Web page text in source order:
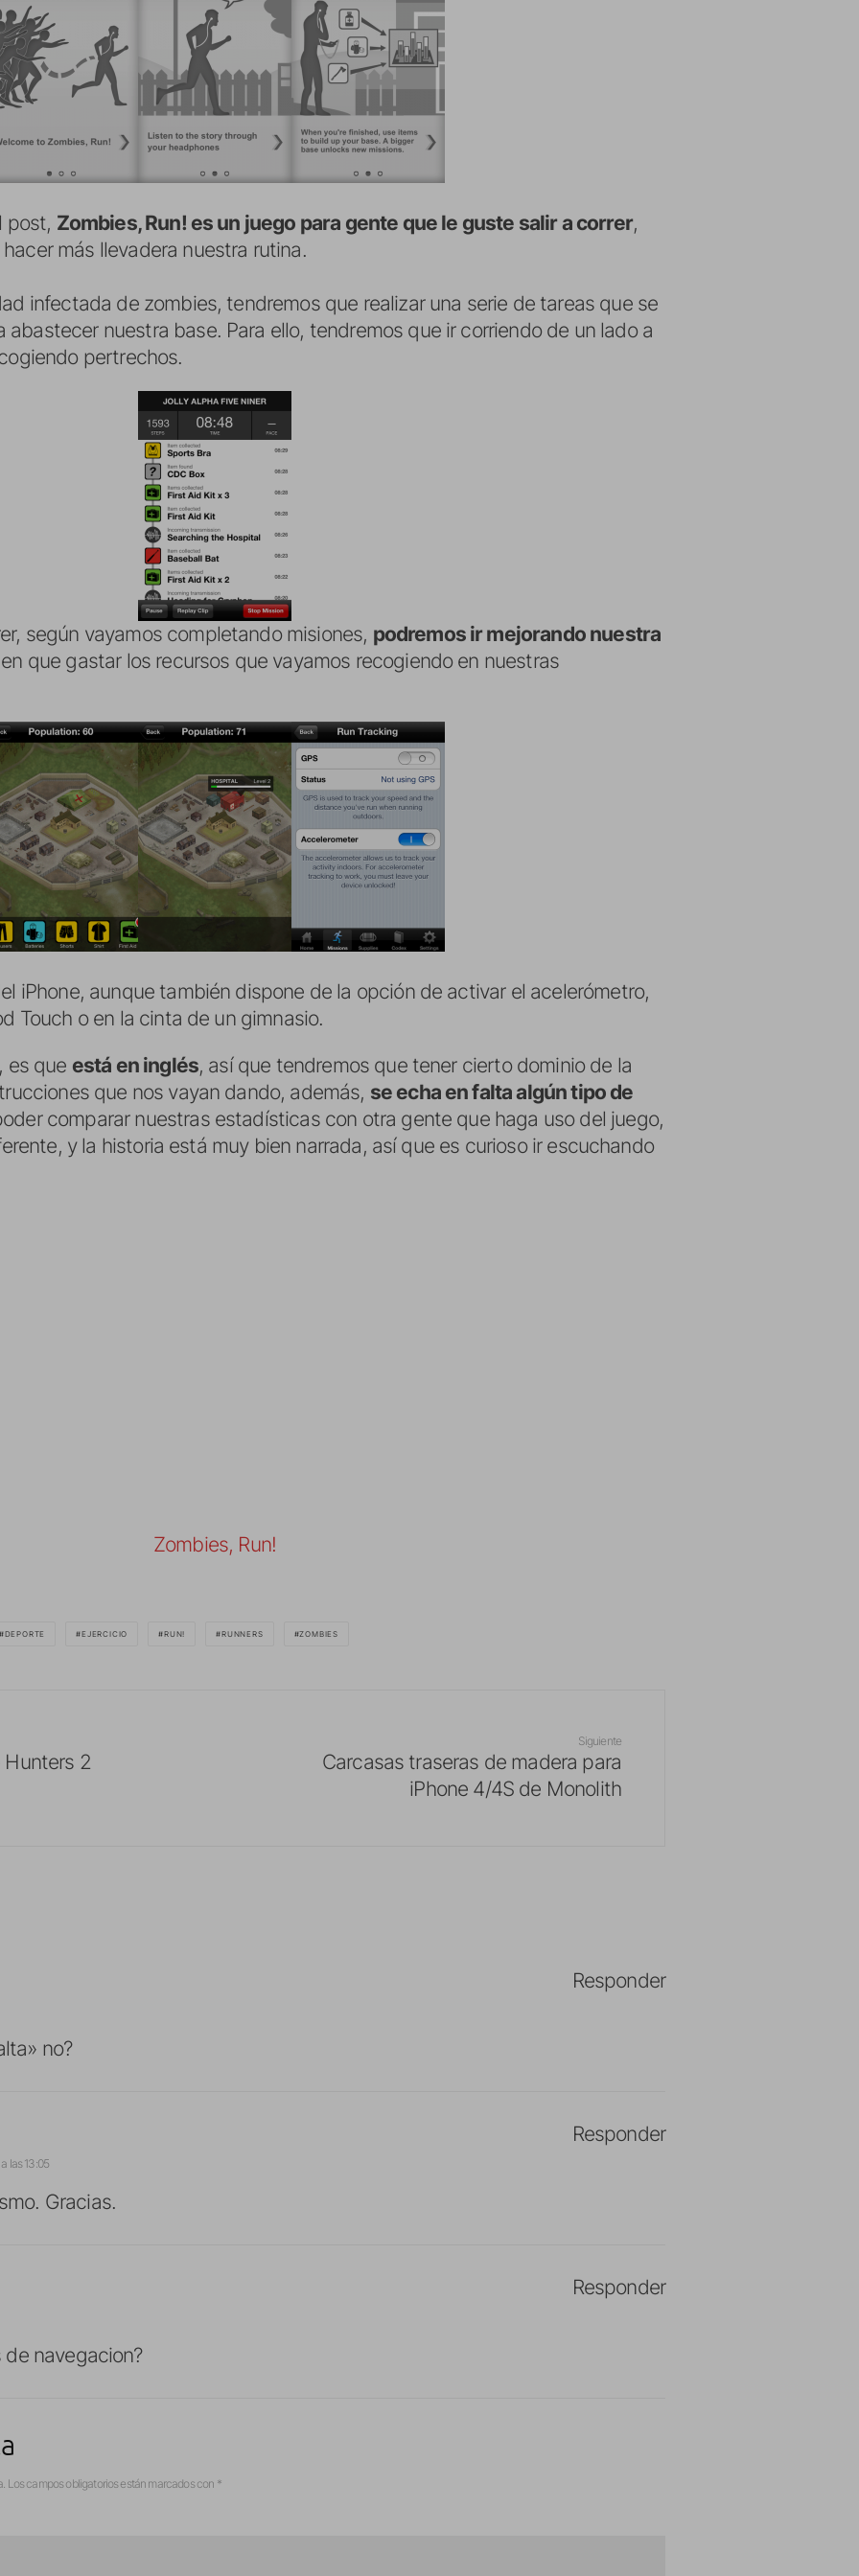
post, Zombies, Run! es un juego para gente que le guste salir a correr,
más llevadera nuestra rutina.
infectada de zombies, tendremos que realizar una serie de tareas que se
abastecer nuestra base. Para ello, tendremos que ir corriendo de un lado a
pertrechos.
según vayamos completando misiones, podremos ir mejorando nuestra
que gastar los recursos que vayamos recogiendo en nuestras
iPhone, aunque también dispone de la opción de activar el acelerómetro,
Touch o en la cinta de un gimnasio.
es que está en inglés, así que tendremos que tener cierto dominio de la
que nos vayan dando, además, se echa en falta algún tipo de
comparar nuestras estadísticas con otra gente que haga uso del juego,
y la historia está muy bien narrada, así que es curioso ir escuchando
Zombies, Run!
DEPORTE EJERCICIO RUN! RUNNERS ZOMBIES
Hunters 2
Siguiente
Carcasas traseras de madera para
iPhone 4/4S de Monolith
no?
Responder
las 13:05
Gracias.
Responder
navegacion?
Responder
Los campos obligatorios están marcados con *